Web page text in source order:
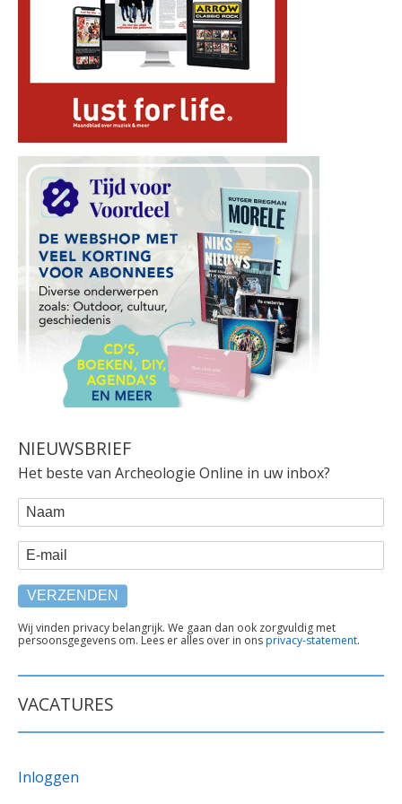
NIEUWSBRIEF
Het beste van Archeologie Online in uw inbox?
WEBFORM
Naam
E-mail
TEKST
ONDER
Wij vinden privacy belangrijk. We gaan dan ook zorgvuldig met
persoonsgegevens om. Lees er alles over in onsprivacy-statement.
VACATURES
Inloggen